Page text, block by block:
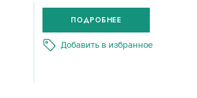
Добавить в избранное